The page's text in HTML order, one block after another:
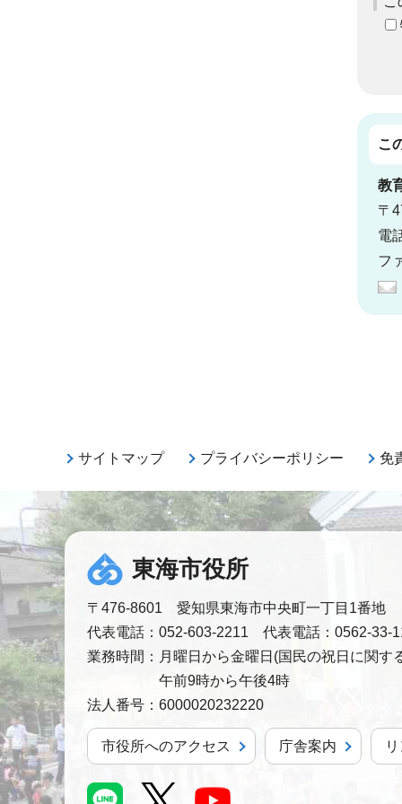
こ
教
〒
電
フ
サイトマップ プライバシーポリシー 免
東海市役所
〒476-8601 愛知県東海市中央町一丁目1番地
代表電話：052-603-2211 代表電話：0562-33-
業務時間： 月曜日から金曜日(国民の祝日に関
午前9時から午後4時
法人番号： 6000020232220
市役所へのアクセス 庁舎案内